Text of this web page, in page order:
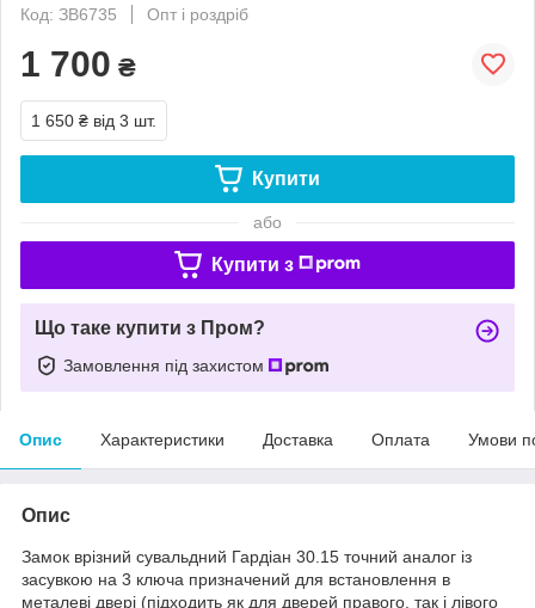
Код: ЗВ6735
Опт і роздріб
1 700 ₴
1 650 ₴ від 3 шт.
Купити
або
Купити з
Що таке купити з Пром?
Замовлення під захистом
Опис Характеристики Доставка Оплата Умови
Опис
Замок врізний сувальдний Гардіан 30.15 точний аналог із
засувкою на 3 ключа призначений для встановлення в
металеві двері (підходить як для дверей правого, так і лівого